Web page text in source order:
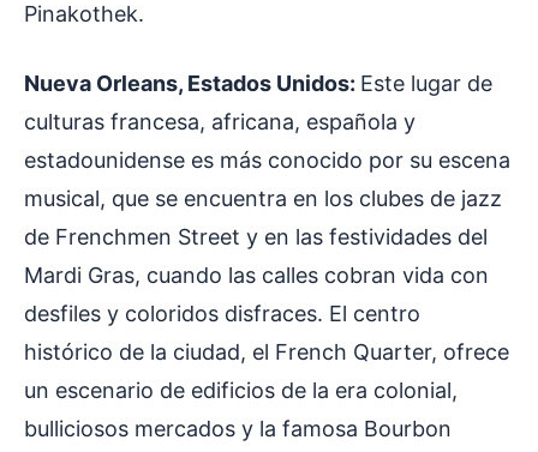
Pinakothek.
Nueva Orleans, Estados Unidos: Este lugar de
culturas francesa, africana, española y
estadounidense es más conocido por su escena
musical, que se encuentra en los clubes de jazz
de Frenchmen Street y en las festividades del
Mardi Gras, cuando las calles cobran vida con
desfiles y coloridos disfraces. El centro
histórico de la ciudad, el French Quarter, ofrece
un escenario de edificios de la era colonial,
bulliciosos mercados y la famosa Bourbon